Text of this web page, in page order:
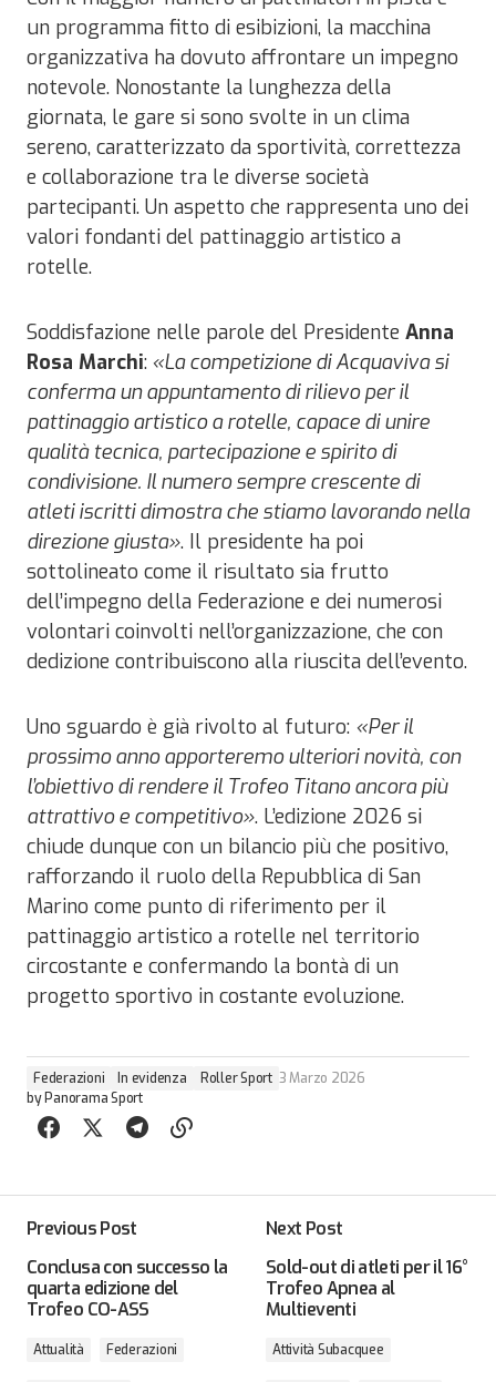
un programma fitto di esibizioni, la macchina
organizzativa ha dovuto affrontare un impegno
notevole. Nonostante la lunghezza della
giornata, le gare si sono svolte in un clima
sereno, caratterizzato da sportività, correttezza
e collaborazione tra le diverse società
partecipanti. Un aspetto che rappresenta uno dei
valori fondanti del pattinaggio artistico a
rotelle.
Soddisfazione nelle parole del Presidente Anna
Rosa Marchi: «La competizione di Acquaviva si
conferma un appuntamento di rilievo per il
pattinaggio artistico a rotelle, capace di unire
qualità tecnica, partecipazione e spirito di
condivisione. Il numero sempre crescente di
atleti iscritti dimostra che stiamo lavorando nella
direzione giusta». Il presidente ha poi
sottolineato come il risultato sia frutto
dell’impegno della Federazione e dei numerosi
volontari coinvolti nell’organizzazione, che con
dedizione contribuiscono alla riuscita dell’evento.
Uno sguardo è già rivolto al futuro: «Per il
prossimo anno apporteremo ulteriori novità, con
l’obiettivo di rendere il Trofeo Titano ancora più
attrattivo e competitivo». L’edizione 2026 si
chiude dunque con un bilancio più che positivo,
rafforzando il ruolo della Repubblica di San
Marino come punto di riferimento per il
pattinaggio artistico a rotelle nel territorio
circostante e confermando la bontà di un
progetto sportivo in costante evoluzione.
Federazioni In evidenza Roller Sport 3 Marzo 2026
byPanorama Sport
Previous Post
Conclusa con successo la
quarta edizione del
Trofeo CO-ASS
Attualità Federazioni
Next Post
Sold-out di atleti per il 16°
Trofeo Apnea al
Multieventi
Attività Subacquee